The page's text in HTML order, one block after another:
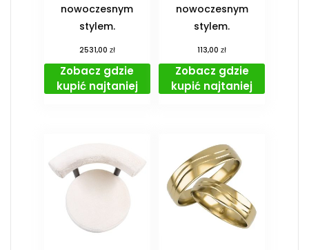
nowoczesnym
stylem.
2531,00 zł
Zobacz gdzie
kupić najtaniej
nowoczesnym
stylem.
113,00zł
Zobacz gdzie
kupić najtaniej